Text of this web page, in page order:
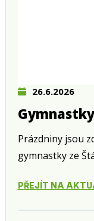
26.6.2026
Prázdniny jsou
gymnastky ze
v Husově ulici.
PŘEJÍT NA